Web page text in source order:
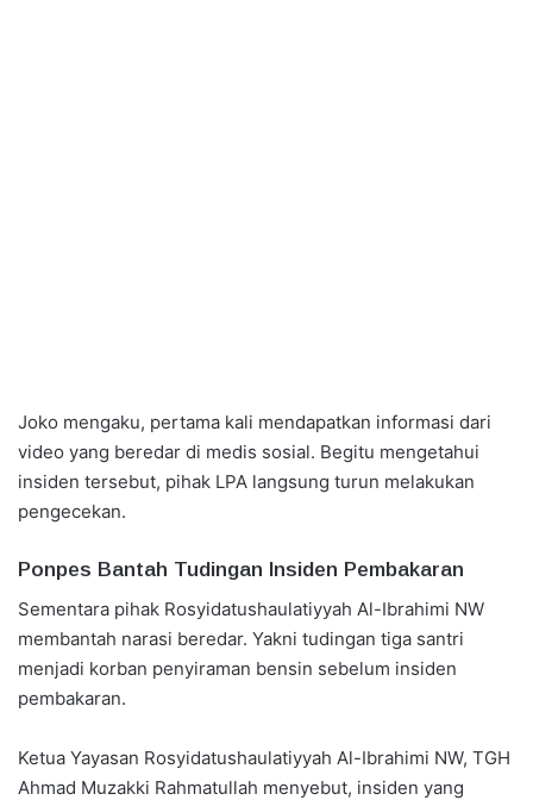
Joko mengaku, pertama kali mendapatkan informasi dari
video yang beredar di medis sosial. Begitu mengetahui
insiden tersebut, pihak LPA langsung turun melakukan
pengecekan.
Ponpes Bantah Tudingan Insiden Pembakaran
Sementara pihak Rosyidatushaulatiyyah Al-Ibrahimi NW
membantah narasi beredar. Yakni tudingan tiga santri
menjadi korban penyiraman bensin sebelum insiden
pembakaran.
Ketua Yayasan Rosyidatushaulatiyyah Al-Ibrahimi NW, TGH
Ahmad Muzakki Rahmatullah menyebut, insiden yang